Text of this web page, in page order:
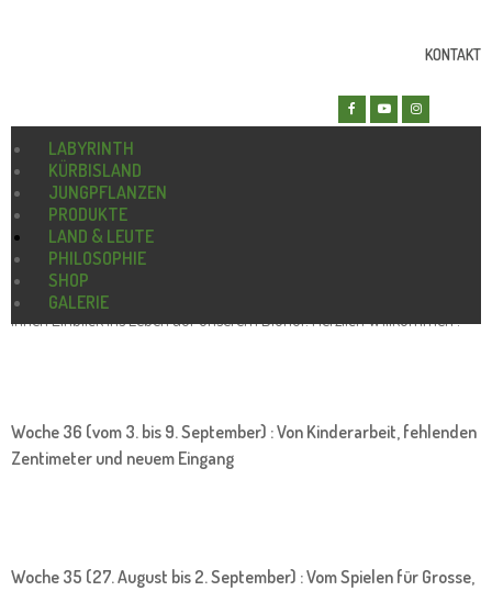
KONTAKT
LABYRINTH
KÜRBISLAND
JUNGPFLANZEN
PRODUKTE
LAND & LEUTE
PHILOSOPHIE
SHOP
GALERIE
Foto-Wochenbuch 2018
Begleiten Sie uns durchs Bauernjahr. Woche für Woche gewähren wir
Ihnen Einblick ins Leben auf unserem Biohof. Herzlich Willkommen !
Woche 36 (vom 3. bis 9. September) : Von Kinderarbeit, fehlenden
Zentimeter und neuem Eingang
Woche 35 (27. August bis 2. September) : Vom Spielen für Grosse,